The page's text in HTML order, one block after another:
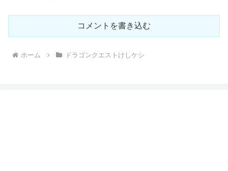
コメントを書き込む
ホーム ドラゴンクエストけしケシ